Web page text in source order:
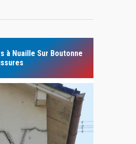
à Nuaille Sur Boutonne